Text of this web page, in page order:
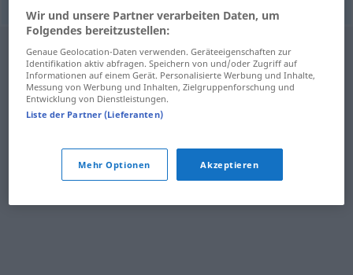
Wir und unsere Partner verarbeiten Daten, um
Folgendes bereitzustellen:
Genaue Geolocation-Daten verwenden. Geräteeigenschaften zur
Identifikation aktiv abfragen. Speichern von und/oder Zugriff auf
Informationen auf einem Gerät. Personalisierte Werbung und Inhalte,
Messung von Werbung und Inhalten, Zielgruppenforschung und
Entwicklung von Dienstleistungen.
Liste der Partner (Lieferanten)
Mehr Optionen Akzeptieren